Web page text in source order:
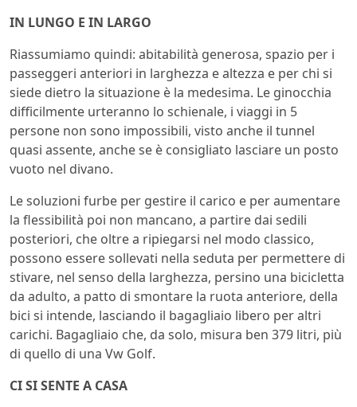
IN LUNGO E IN LARGO
Riassumiamo quindi: abitabilità generosa, spazio per i
passeggeri anteriori in larghezza e altezza e per chi si
siede dietro la situazione è la medesima. Le ginocchia
difficilmente urteranno lo schienale, i viaggi in 5
persone non sono impossibili, visto anche il tunnel
quasi assente, anche se è consigliato lasciare un posto
vuoto nel divano.
Le soluzioni furbe per gestire il carico e per aumentare
la flessibilità poi non mancano, a partire dai sedili
posteriori, che oltre a ripiegarsi nel modo classico,
possono essere sollevati nella seduta per permettere di
stivare, nel senso della larghezza, persino una bicicletta
da adulto, a patto di smontare la ruota anteriore, della
bici si intende, lasciando il bagagliaio libero per altri
carichi. Bagagliaio che, da solo, misura ben 379 litri, più
di quello di una Vw Golf.
CI SI SENTE A CASA